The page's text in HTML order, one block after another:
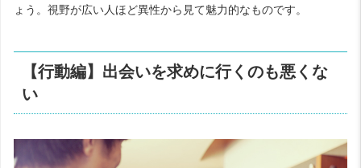
ょう。視野が広い人ほど異性から見て魅力的なものです。
【行動編】出会いを求めに行くのも悪くな
い